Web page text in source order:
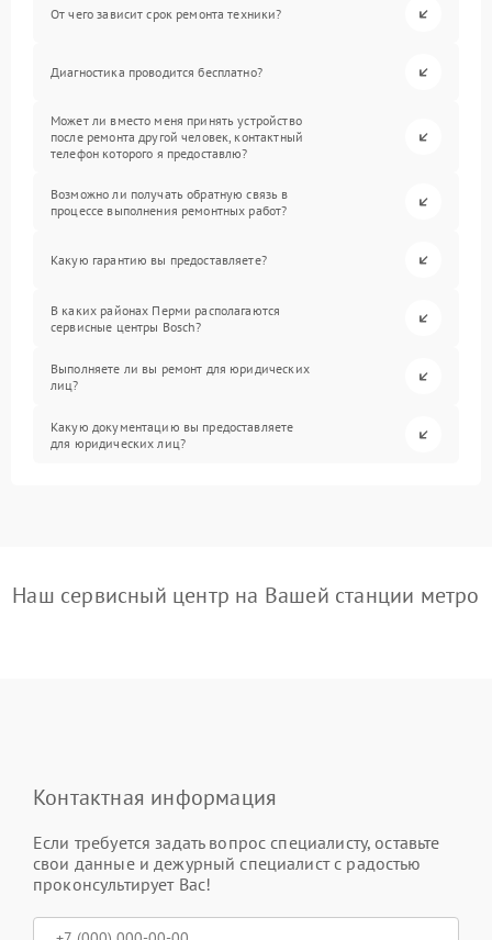
От чего зависит срок ремонта техники?
Диагностика проводится бесплатно?
Может ли вместо меня принять устройство
после ремонта другой человек, контактный
телефон которого я предоставлю?
Возможно ли получать обратную связь в
процессе выполнения ремонтных работ?
Какую гарантию вы предоставляете?
В каких районах Перми располагаются
сервисные центры Bosch?
Выполняете ли вы ремонт для юридических
лиц?
Какую документацию вы предоставляете
для юридических лиц?
Наш сервисный центр на Вашей станции метро
Контактная информация
Если требуется задать вопрос специалисту, оставьте
свои данные и дежурный специалист с радостью
проконсультирует Вас!